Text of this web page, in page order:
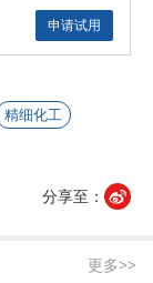
申请试用
精细化工
分享至：
更多>>